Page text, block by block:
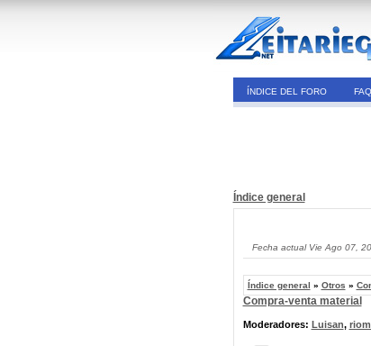
ÍNDICE DEL FORO FAQ
Índice general
Fecha actual Vie Ago 07,
Índice general » Otros »
Compra-venta material
Moderadores: Luisan,